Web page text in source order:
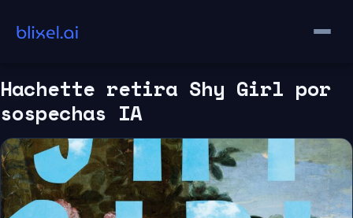
contenido
Hachette retira Shy Girl por
sospechas IA